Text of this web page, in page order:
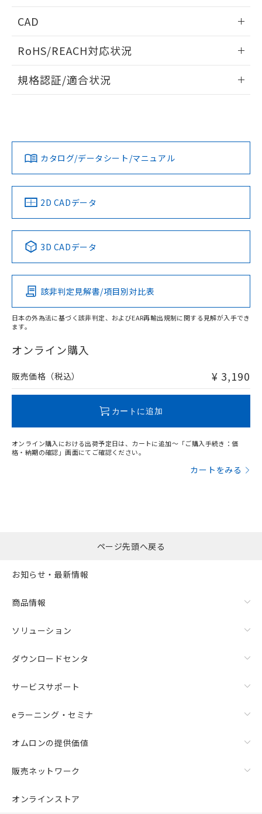
CAD
ドすることができます。
ログイン/会員登録
ダウンロードデータをご利用いただく前に、以下を必ずお読
みください。
ソフトウェアの使用条件
RoHS/REACH対応状況
EU RoHS 注意事項・凡例
対応済み
中国 RoHS 注意事項・凡例
Pb Hg Cd Cr(VI)
O
在庫等で未対応品が混在する可能性があります。
問い合わせください。
規格認証/適合状況
カタログ/データシート/マニュアル
2D CADデータ
3D CADデータ
該非判定見解書/項目別対比表
日本の外為法に基づく該非判定、およびEAR再輸出規制に関する見解が入手でき
ます。
オンライン購入
販売価格（税込） ¥ 3,190
カートに追加
オンライン購入における出荷予定日は、カートに追加～「ご購入手続き：価
格・納期の確認」画面にてご確認ください。
カートをみる
ページ先頭へ戻る
お知らせ・最新情報
商品情報
ソリューション
ダウンロードセンタ
サービスサポート
eラーニング・セミナ
オムロンの提供価値
販売ネットワーク
オンラインストア